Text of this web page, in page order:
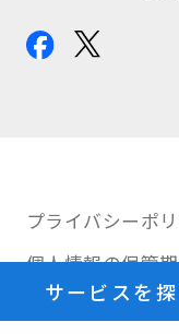
サービスを
プライバシーポ
個人情報の保管
利用規約
サイ